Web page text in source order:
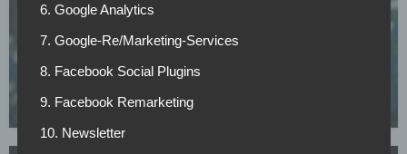
WETTBEWERBE
Champions-League-Quali: AGF gelingt das
Wunder von Posen, Kauno Zalgiris feiert späten
30.07.2026
6. Google Analytics
7. Google-Re/Marketing-Services
8. Facebook Social Plugins
9. Facebook Remarketing
10. Newsletter